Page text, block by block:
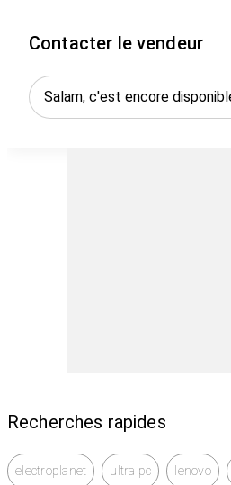
- Réference : P1913T
VGA, DVI
Pour plus d'informations,
WhatsApp
Contacter le vendeur
Recherches rapides
electroplanet ultra pc lenovo